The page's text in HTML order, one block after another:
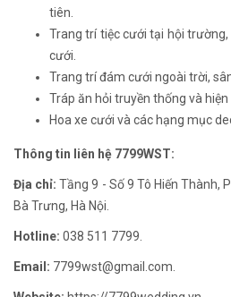
tiên.
Trang trí tiệc cưới tại hội
cưới.
Trang trí đám cưới ngoài trời,
Tráp ăn hỏi truyền thống và hiện
Hoa xe cưới và các hạng mục
Thông tin liên hệ 7799WST:
Địa chỉ: Tầng 9 - Số 9 Tô Hiến Thành,
Bà Trưng, Hà Nội.
Hotline: 038 511 7799.
Email: 7799wst@gmail.com.